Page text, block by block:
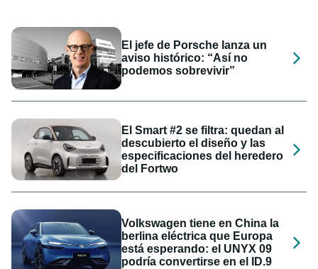
El jefe de Porsche lanza un
aviso histórico: “Así no
podemos sobrevivir”
El Smart #2 se filtra: quedan al
descubierto el diseño y las
especificaciones del heredero
del Fortwo
Volkswagen tiene en China la
berlina eléctrica que Europa
está esperando: el UNYX 09
podría convertirse en el ID.9